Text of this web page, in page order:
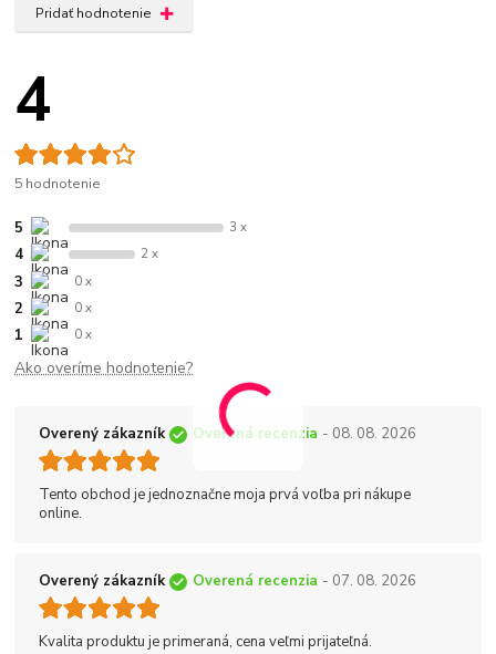
Pridať hodnotenie
4
5 hodnotenie
5 3 x
4 2 x
3 0 x
2 0 x
1 0 x
Ako overíme hodnotenie?
Overený zákazník Overená recenzia - 08. 08. 2026
Tento obchod je jednoznačne moja prvá voľba pri nákupe
online.
Overený zákazník Overená recenzia - 07. 08. 2026
Kvalita produktu je primeraná, cena veľmi prijateľná.